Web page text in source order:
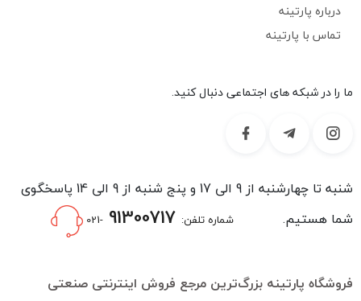
درباره پارتینه
تماس با پارتینه
ما را در شبکه های اجتماعی دنبال کنید.
شنبه تا چهارشنبه از 9 الی 17 و پنج شنبه از 9 الی 14 پاسخگوی
شما هستیم.
شماره تلفن: -021
فروشگاه پارتینه بزرگ‌ترین مرجع فروش اینترنتی صنعتی